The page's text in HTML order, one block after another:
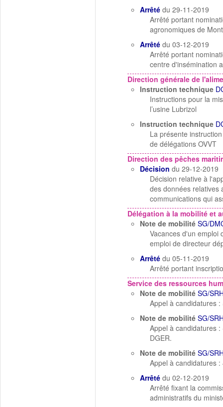
Arrêté du 29-11-2019
Arrêté portant
agronomiques de
Arrêté du 03-12-2019
Arrêté portant
centre d'insémination
Direction générale de
Instruction technique
Instructions pour la
l’usine Lubrizol
Instruction technique
La présente
de délégations OVVT
Direction des pêches
Décision du 29-12-2019
Décision relative à
des données relatives
communications qui
Délégation à la mobilité et
Note de mobilité SG/
Vacances d'un emploi
emploi de directeur
Arrêté du 05-11-2019
Arrêté portant
Service des ressources
Note de mobilité SG/
Appel à candidatures
Note de mobilité SG/
Appel à candidatures
DGER.
Note de mobilité SG/
Appel à candidatures
Arrêté du 02-12-2019
Arrêté fixant la
administratifs du